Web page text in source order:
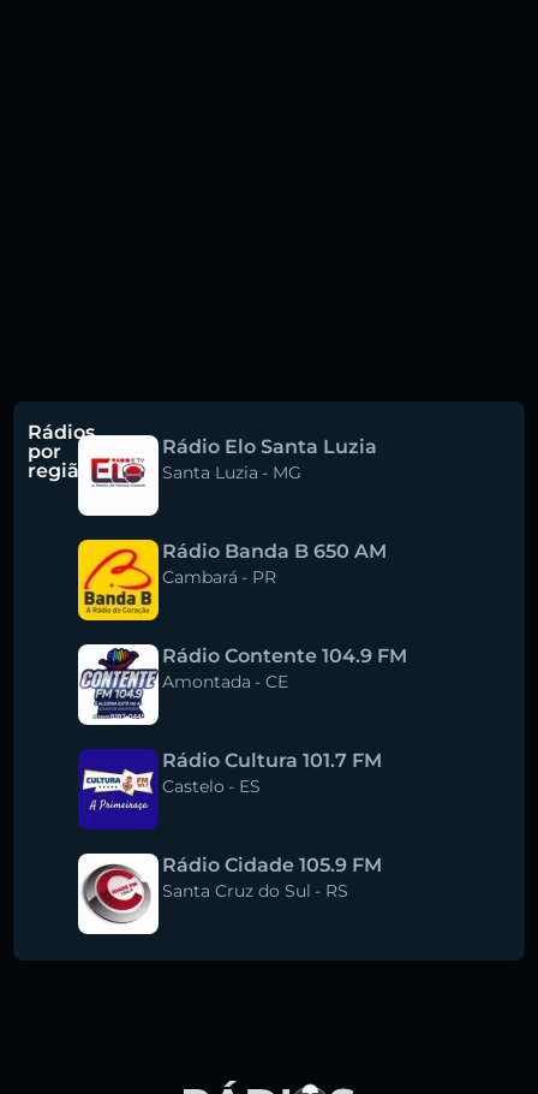
Rádios
por
região
Rádio Elo Santa Luzia
Santa Luzia - MG
Rádio Banda B 650 AM
Cambará - PR
Rádio Contente 104.9 FM
Amontada - CE
Rádio Cultura 101.7 FM
Castelo - ES
Rádio Cidade 105.9 FM
Santa Cruz do Sul - RS